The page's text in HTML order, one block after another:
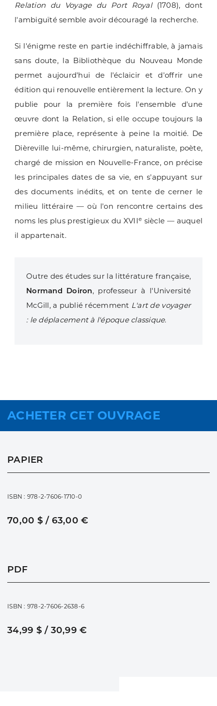
Relation du Voyage du Port Royal(1708), dont
l'ambiguïté semble avoir découragé la recherche.
Si l'énigme reste en partie indéchiffrable, à jamais
sans doute, la Bibliothèque du Nouveau Monde
permet aujourd'hui de l'éclaicir et d'offrir une
édition qui renouvelle entièrement la lecture. On y
publie pour la première fois l'ensemble d'une
œuvre dont la Relation, si elle occupe toujours la
première place, représente à peine la moitié. De
Dièreville lui-même, chirurgien, naturaliste, poète,
chargé de mission en Nouvelle-France, on précise
les principales dates de sa vie, en s'appuyant sur
des documents inédits, et on tente de cerner le
milieu littéraire — où l'on rencontre certains des
noms les plus prestigieux du XVIIe siècle — auquel
il appartenait.
Outre des études sur la littérature française,
Normand Doiron, professeur à l'Université
McGill, a publié récemment L'art de voyager
: le déplacement à l'époque classique.
ACHETER CET OUVRAGE
PAPIER
ISBN : 978-2-7606-1710-0
70,00 $ / 63,00 €
PDF
ISBN : 978-2-7606-2638-6
34,99 $ / 30,99 €